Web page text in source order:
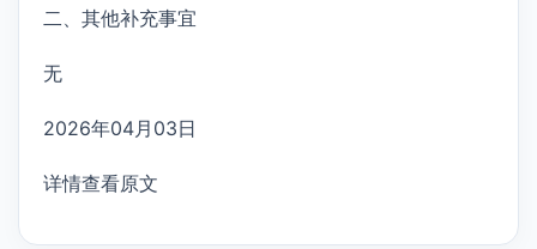
二、其他补充事宜
无
2026年04月03日
详情查看原文